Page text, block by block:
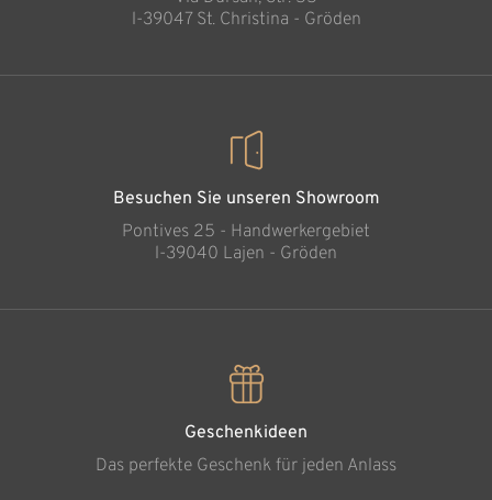
l-39047 St. Christina - Gröden
Besuchen Sie unseren Showroom
Pontives 25 - Handwerkergebiet
l-39040 Lajen - Gröden
Geschenkideen
Das perfekte Geschenk für jeden Anlass